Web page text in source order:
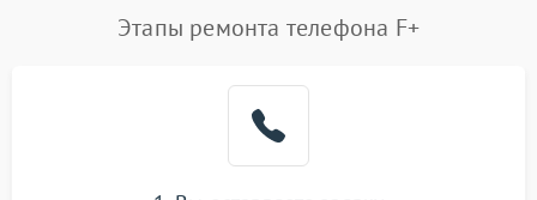
Этапы ремонта телефона F+